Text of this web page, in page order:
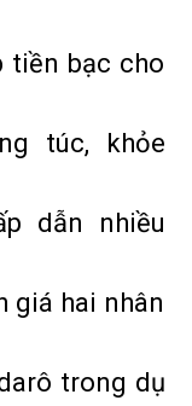
bạc cho
túc, khỏe
dẫn nhiều
giá hai nhân
trong dụ